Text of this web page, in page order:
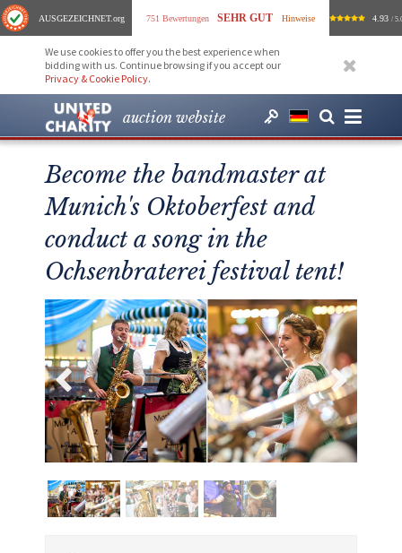
AUSGEZEICHNET.org 751 Bewertungen SEHR GUT Hinweise 4.93 /
We use cookies to offer you the best experience when
bidding with us. Continue browsing if you accept our
Privacy & Cookie Policy.
auction website
Become the bandmaster at
Munich's Oktoberfest and
conduct a song in the
Ochsenbraterei festival tent!